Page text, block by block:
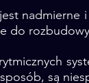
do
są